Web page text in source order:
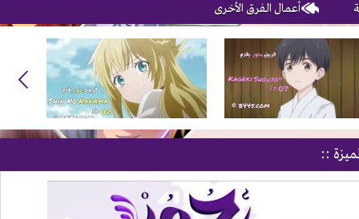
أعمال الفرق الأخرى
::